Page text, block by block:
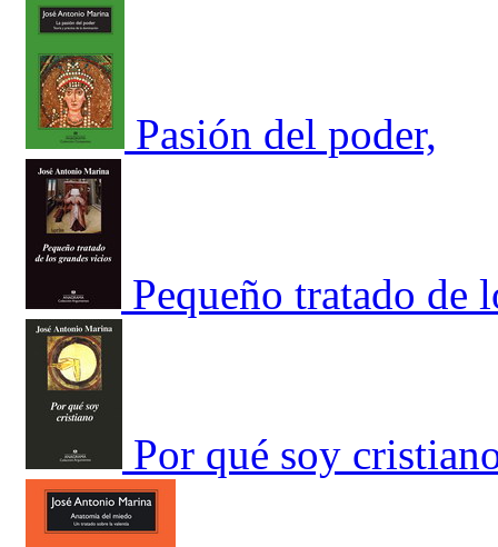
Pasión del poder,
Pequeño tratado de
Por qué soy